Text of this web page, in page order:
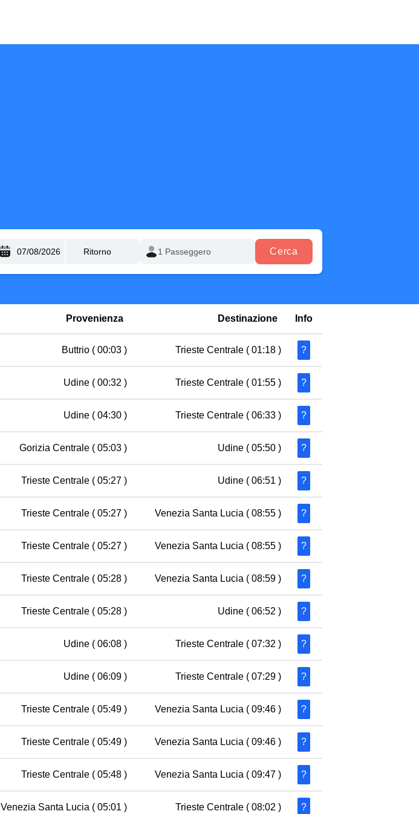
Cerca
Provenienza Destinazione Info
Buttrio ( 00:03 ) Trieste Centrale ( 01:18 ) ?
Udine ( 00:32 ) Trieste Centrale ( 01:55 ) ?
Udine ( 04:30 ) Trieste Centrale ( 06:33 ) ?
Gorizia Centrale ( 05:03 ) Udine ( 05:50 ) ?
Trieste Centrale ( 05:27 ) Udine ( 06:51 ) ?
Trieste Centrale ( 05:27 ) Venezia Santa Lucia ( 08:55 ) ?
Trieste Centrale ( 05:27 ) Venezia Santa Lucia ( 08:55 ) ?
Trieste Centrale ( 05:28 ) Venezia Santa Lucia ( 08:59 ) ?
Trieste Centrale ( 05:28 ) Udine ( 06:52 ) ?
Udine ( 06:08 ) Trieste Centrale ( 07:32 ) ?
Udine ( 06:09 ) Trieste Centrale ( 07:29 ) ?
Trieste Centrale ( 05:49 ) Venezia Santa Lucia ( 09:46 ) ?
Trieste Centrale ( 05:49 ) Venezia Santa Lucia ( 09:46 ) ?
Trieste Centrale ( 05:48 ) Venezia Santa Lucia ( 09:47 ) ?
Venezia Santa Lucia ( 05:01 ) Trieste Centrale ( 08:02 ) ?